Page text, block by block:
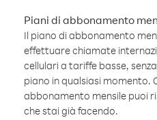
Piani di abbonamento
Il piano di abbonamento
effettuare chiamate
cellulari a tariffe basse,
piano in qualsiasi momento.
abbonamento mensile puoi
che stai già facendo.